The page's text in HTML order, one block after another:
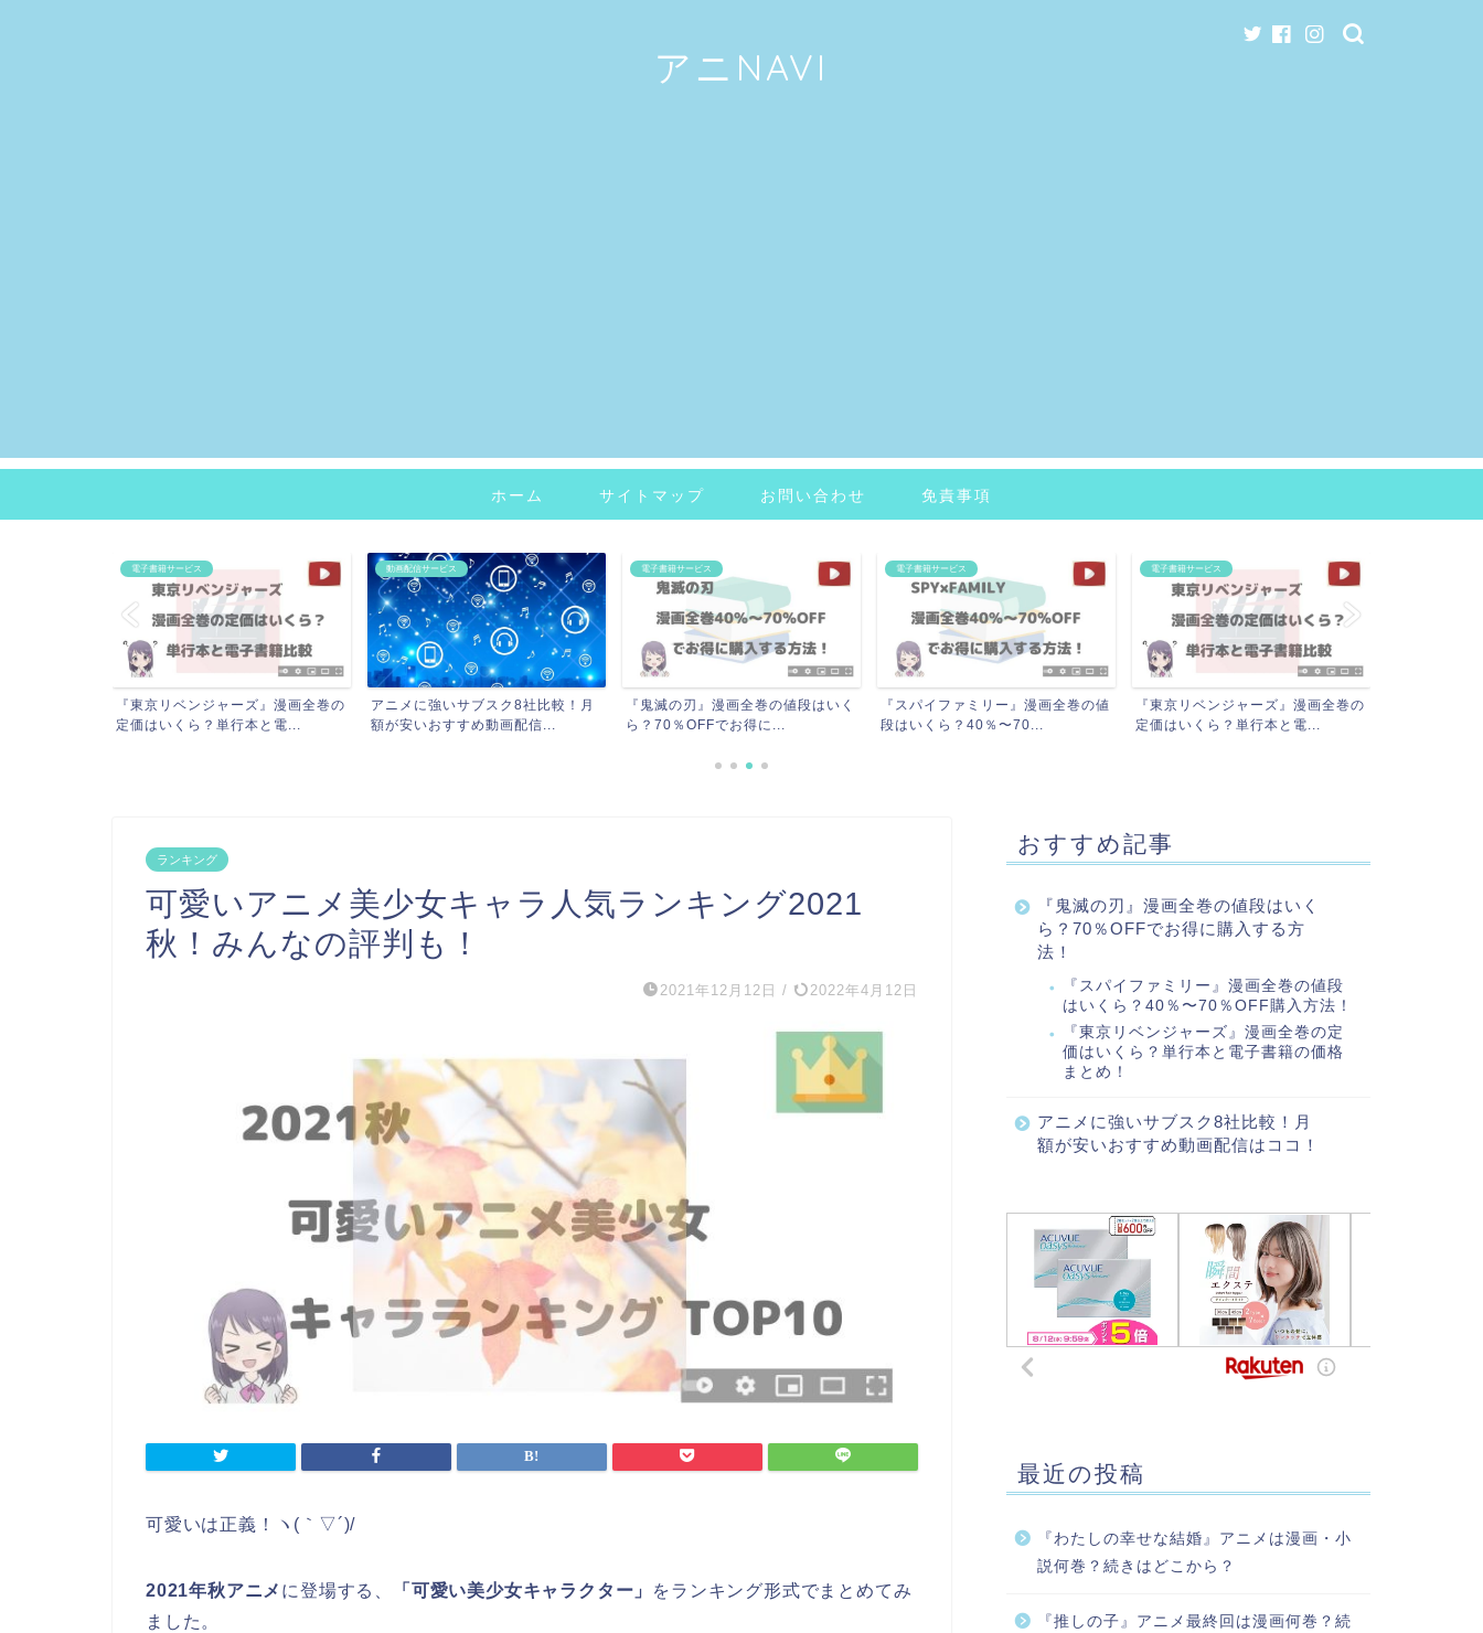
アニNAVI
ホーム サイトマップ お問い合わせ 免責事項
動画配信サービス
アニメに強いサブスク8社比較！月
額が安いおすすめ動画配信...
電子書籍サービス
『鬼滅の刃』漫画全巻の値段はいく
ら？70％OFFでお得に...
電子書籍サービス
『スパイファミリー』漫画全巻の値
段はいくら？40％〜70...
電子書籍サービス
『東京リベンジャーズ』漫画全巻の
定価はいくら？単行本と電...
動画配信サービス
アニメに強いサブスク8社比較！月
額が安いおすすめ動画配信...
ランキング
可愛いアニメ美少女キャラ人気ランキング2021
秋！みんなの評判も！
2021年12月12日 / 2022年4月12日
可愛いは正義！ヽ(｀▽´)/
2021年秋アニメ に登場する、 「可愛い美少女キャラクター」
をランキング形式でまとめてみ
ました。
おすすめ記事
『鬼滅の刃』漫画全巻の値段はいく
ら？70％OFFでお得に購入する方
法！
『スパイファミリー』漫画全巻の値段
はいくら？40％〜70％OFF購入方法！
『東京リベンジャーズ』漫画全巻の定
価はいくら？単行本と電子書籍の価格
まとめ！
アニメに強いサブスク8社比較！月
額が安いおすすめ動画配信はココ！
最近の投稿
『わたしの幸せな結婚』アニメは漫画・小
説何巻？続きはどこから？
『推しの子』アニメ最終回は漫画何巻？続